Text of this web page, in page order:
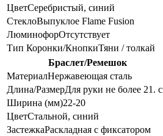
ЦветСеребристый, синий
СтеклоВыпуклое Flame Fusion
ЛюминофорОтсутствует
Тип Коронки/КнопкиТяни / толкай
Браслет/Ремешок
МатериалНержавеющая сталь
Длина/РазмерДля руки не более 21.
Ширина (мм)22-20
ЦветСтальной, синий
ЗастежкаРаскладная с фиксатором